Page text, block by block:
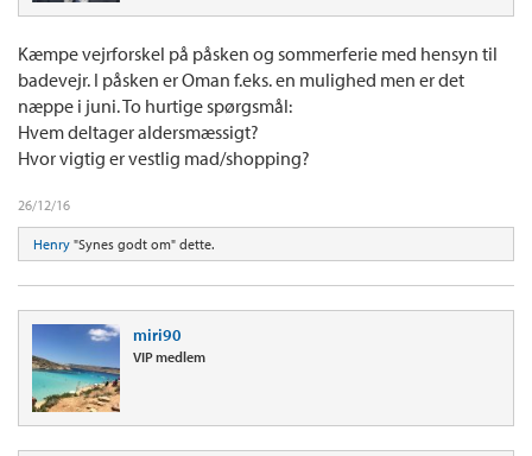
Kæmpe vejrforskel på påsken og sommerferie med hensyn til
badevejr. I påsken er Oman f.eks. en mulighed men er det
næppe i juni. To hurtige spørgsmål:
Hvem deltager aldersmæssigt?
Hvor vigtig er vestlig mad/shopping?
26/12/16
Henry "Synes godt om" dette.
miri90
VIP medlem